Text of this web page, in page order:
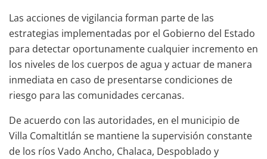
Las acciones de vigilancia forman parte de las
estrategias implementadas por el Gobierno del Estado
para detectar oportunamente cualquier incremento en
los niveles de los cuerpos de agua y actuar de manera
inmediata en caso de presentarse condiciones de
riesgo para las comunidades cercanas.
De acuerdo con las autoridades, en el municipio de
Villa Comaltitlán se mantiene la supervisión constante
de los ríos Vado Ancho, Chalaca, Despoblado y